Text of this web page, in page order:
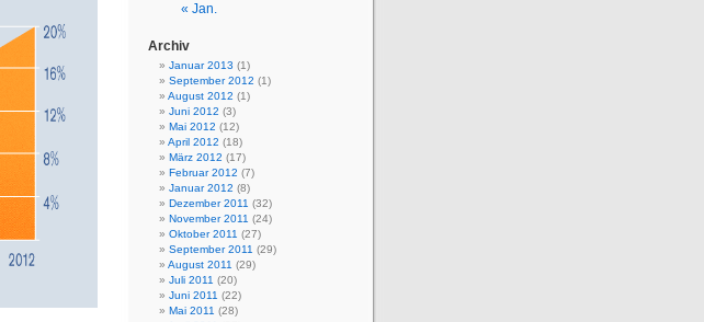
« Jan.
Archiv
Januar 2013 (1)
September 2012 (1)
August 2012 (1)
Juni 2012 (3)
Mai 2012 (12)
April 2012 (18)
März 2012 (17)
Februar 2012 (7)
Januar 2012 (8)
Dezember 2011 (32)
November 2011 (24)
Oktober 2011 (27)
September 2011 (29)
August 2011 (29)
Juli 2011 (20)
Juni 2011 (22)
Mai 2011 (28)